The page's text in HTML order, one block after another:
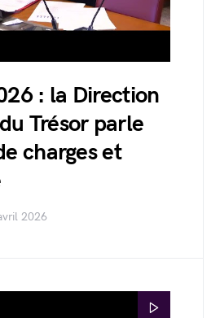
: la Direction
Trésor parle
charges et
2026